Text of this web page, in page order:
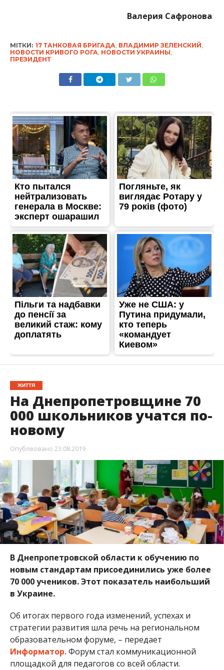
Валерия Сафронова
МІТКИ: 17 ТАНКОВАЯ БРИГАДА ВЛАДИМИР ЗЕЛЕНСКИЙ
НОВОСТИ КРИВОГО РОГА НОВОСТИ УКРАИНЫ
ПРЕЗИДЕНТ
ЖИТТЯ
На Днепропетровщине 70
000 школьников учатся по-
новому
Опубліковано 23.08.2019
В Днепропетровской области к обучению по
новым стандартам присоединились уже более
70 000 учеников. Этот показатель наибольший
в Украине.
Об итогах первого года изменений, успехах и
стратегии развития шла речь на региональном
образовательном форуме, – передает
Информатор.Форум стал коммуникационной
площадкой для педагогов со всей области.